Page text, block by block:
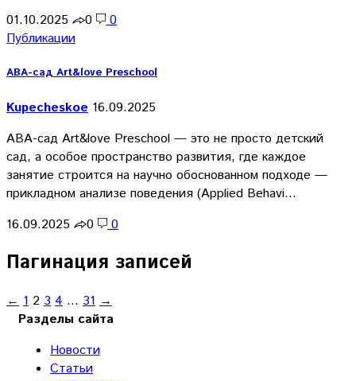
01.10.2025
0
0
Публикации
АВА-сад Art&love Preschool
Kupecheskoe 16.09.2025
АВА-сад Art&love Preschool — это не просто детский
сад, а особое пространство развития, где каждое
занятие строится на научно обоснованном подходе —
прикладном анализе поведения (Applied Behavi…
16.09.2025
0 0
Пагинация записей
← 1 2 3 4 … 31 →
Разделы сайта
Новости
Статьи